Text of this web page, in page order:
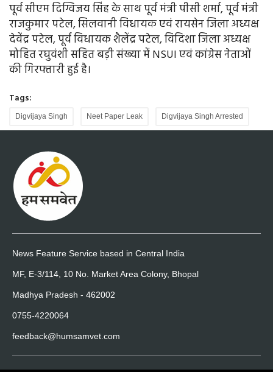
पूर्व सीएम दिग्विजय सिंह के साथ पूर्व मंत्री पीसी शर्मा, पूर्व मंत्री
राजकुमार पटेल, सिलवानी विधायक एवं रायसेन जिला अध्यक्ष
देवेंद्र पटेल, पूर्व विधायक शैलेंद्र पटेल, विदिशा जिला अध्यक्ष
मोहित रघुवंशी सहित बड़ी संख्या में NSUI एवं कांग्रेस नेताओं
की गिरफ्तारी हुई है।
Tags:
Digvijaya Singh Neet Paper Leak Digvijaya Singh Arrested
News Feature Service based in Central India
MF, E-3/114, 10 No. Market Area Colony, Bhopal
Madhya Pradesh - 462002
0755-4220064
feedback@humsamvet.com